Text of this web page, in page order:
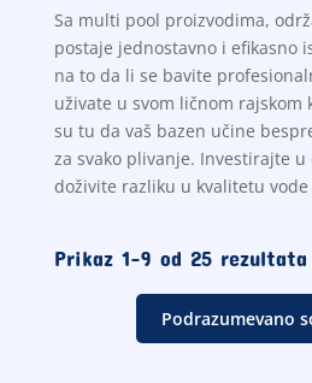
Sa multi pool proizvodima,
postaje jednostavno i efikasno
na to da li se bavite
uživate u svom ličnom rajskom
su tu da vaš bazen učine
za svako plivanje. Investirajte u
doživite razliku u kvalitetu vode
Prikaz 1–9 od 25 rezultata